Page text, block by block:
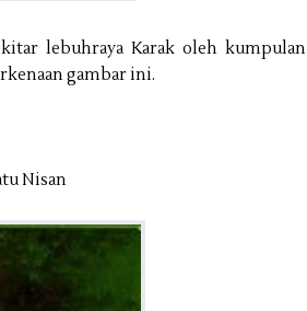
lebuhraya Karak oleh kumpulan
gambar ini.
Nisan